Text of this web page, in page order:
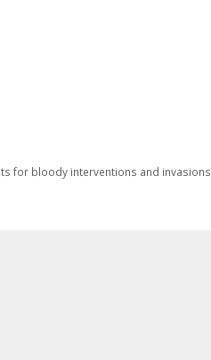
for bloody interventions and invasions